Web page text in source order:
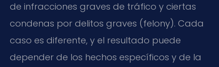
de infracciones graves de tráfico y ciertas
condenas por delitos graves (felony). Cada
caso es diferente, y el resultado puede
depender de los hechos específicos y de la